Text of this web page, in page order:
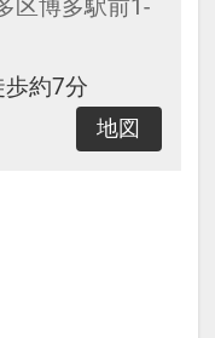
アルコール
区博多駅前1-
約7分
地図